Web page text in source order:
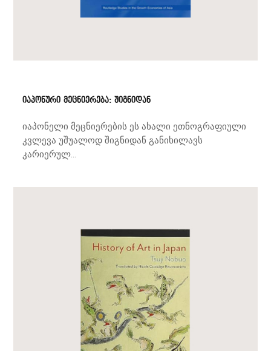
იაპონური მეცნიერება: შიგნიდან
იაპონელი მეცნიერების ეს ახალი ეთნოგრაფიული
კვლევა უშუალოდ შიგნიდან განიხილავს
კარიერულ...